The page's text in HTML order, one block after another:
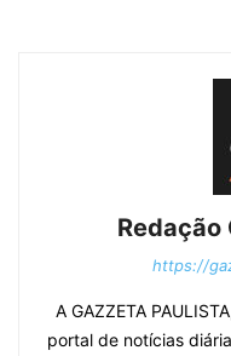
Redação
https://
A GAZZETA
portal de notícias